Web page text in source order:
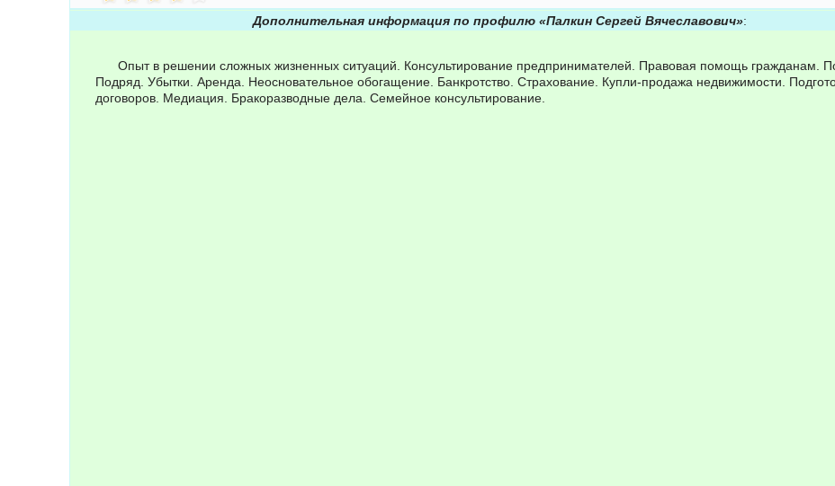
Дополнительная информация по профилю «Палкин Сергей Вячеславович»:
Опыт в решении сложных жизненных ситуаций. Консультирование предпринимателей. Правовая помощь гражданам.
Подряд. Убытки. Аренда. Неосновательное обогащение. Банкротство. Страхование. Купли-продажа недвижимости.
договоров. Медиация. Бракоразводные дела. Семейное консультирование.